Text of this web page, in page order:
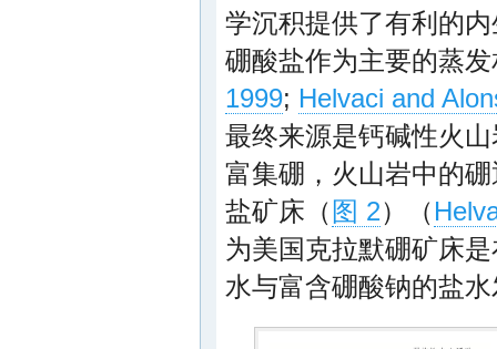
学沉积提供了有利的
硼酸盐作为主要的蒸
1999; Helvaci and
最终来源是钙碱性火
富集硼，火山岩中的
盐矿床（ 图 2）（
为美国克拉默硼矿床
水与富含硼酸钠的盐